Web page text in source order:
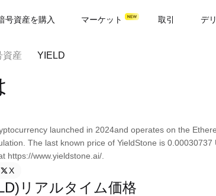
号資産を購入 マーケット 取引 デ
資産 YIELD
launched in 2024and operates on the
The last known price of YieldStone is
https://www.yieldstone.ai/.
X
リアルタイム価格